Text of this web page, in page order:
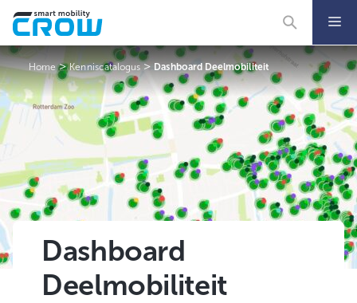
naar
de
inhoud
Home>Kenniscatalogus>Dashboard Deelmobiliteit
Dashboard
Deelmobiliteit